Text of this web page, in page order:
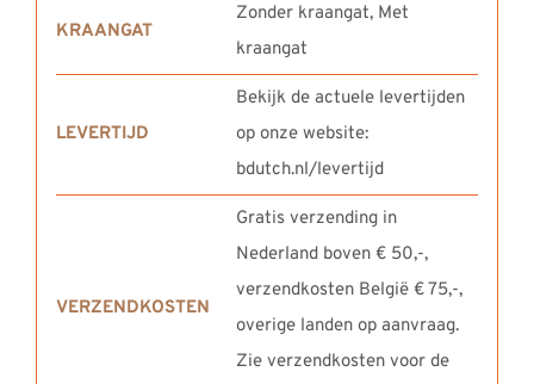
KRAANGAT
Zonder kraangat, Met
kraangat
LEVERTIJD
Bekijk de actuele levertijden
op onze website:
bdutch.nl/levertijd
VERZENDKOSTEN
Gratis verzending in
Nederland boven € 50,-,
verzendkosten België € 75,-,
overige landen op aanvraag.
Zie verzendkosten voor de